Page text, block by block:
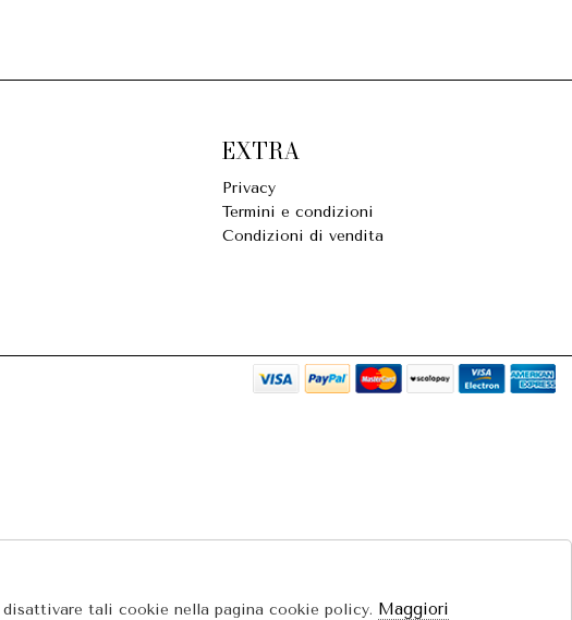
EXTRA
Privacy
Termini e condizioni
Condizioni di vendita
tali cookie nella pagina cookie policy. Maggiori